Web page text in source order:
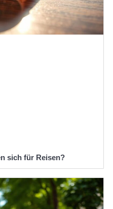
sich für Reisen?